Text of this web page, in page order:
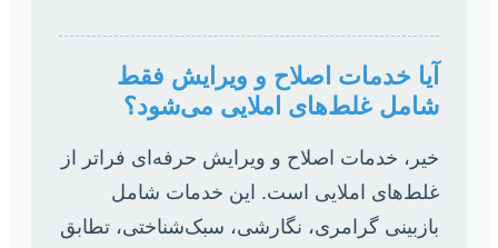
آیا خدمات اصلاح و ویرایش فقط
شامل غلط‌های املایی می‌شود؟
خیر، خدمات اصلاح و ویرایش حرفه‌ای فراتر از
غلط‌های املایی است. این خدمات شامل
بازبینی گرامری، نگارشی، سبک‌شناختی، تطابق